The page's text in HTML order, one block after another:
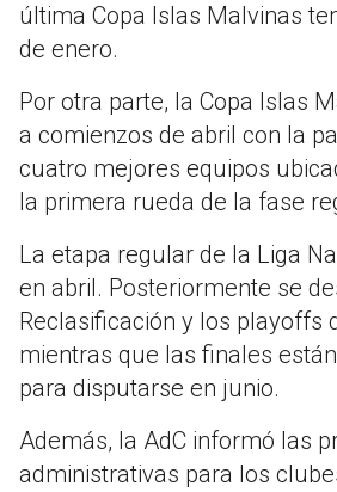
última Copa Islas Malvinas
de enero.
Por otra parte, la Copa Islas
a comienzos de abril con la
cuatro mejores equipos
la primera rueda de la fase
La etapa regular de la Liga
en abril. Posteriormente se
Reclasificación y los playoffs
mientras que las finales
para disputarse en junio.
Además, la AdC informó las
administrativas para los